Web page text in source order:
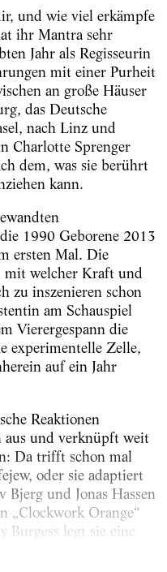
und wie viel erkämpfe
ihr Mantra sehr
Jahr als Regisseurin
mit einer Purheit
an große Häuser
das Deutsche
nach Linz und
Charlotte Sprenger
dem, was sie berührt
kann.
1990 Geborene 2013
ersten Mal. Die
welcher Kraft und
zu inszenieren schon
am Schauspiel
Vierergespann die
experimentelle Zelle,
auf ein Jahr
Reaktionen
aus und verknüpft weit
Da trifft schon mal
oder sie adaptiert
Bjerg und Jonas Hassen
„Clockwork Orange“
Burgess legt sie eine